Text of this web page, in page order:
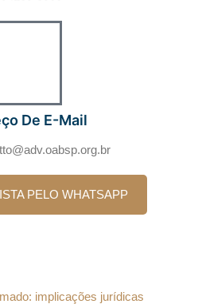
De E-Mail
PELO WHATSAPP
implicações jurídicas